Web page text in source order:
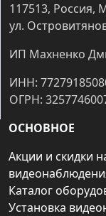
117513, Россия,
ул.
ИП Махненко
ИНН:
ОГРН:
ОСНОВНОЕ
Акции и скидки
Каталог
Установка